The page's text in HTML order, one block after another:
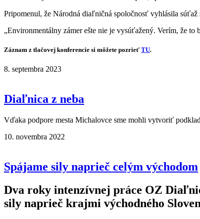
Pripomenul, že Národná diaľničná spoločnosť vyhlásila
„Environmentálny zámer ešte nie je vysúťažený. Verím, že
Záznam z tlačovej konferencie si môžete pozrieť TU.
8. septembra 2023
Diaľnica z neba
Vďaka podpore mesta Michalovce sme mohli vytvoriť
10. novembra 2022
Spájame sily naprieč celým východom
Dva roky intenzívnej práce OZ
sily naprieč krajmi východného